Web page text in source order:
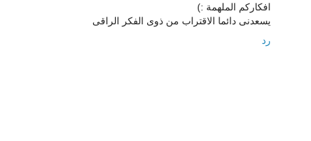
افكاركم الملهمة :)
يسعدنى دائما الاقتراب من ذوى الفكر الراقى
رد